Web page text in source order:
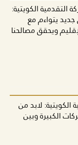
الكويتية:
يتواءم مع
ويحقق مصالحنا
الكويتية: لابد من
الكبيرة وبين